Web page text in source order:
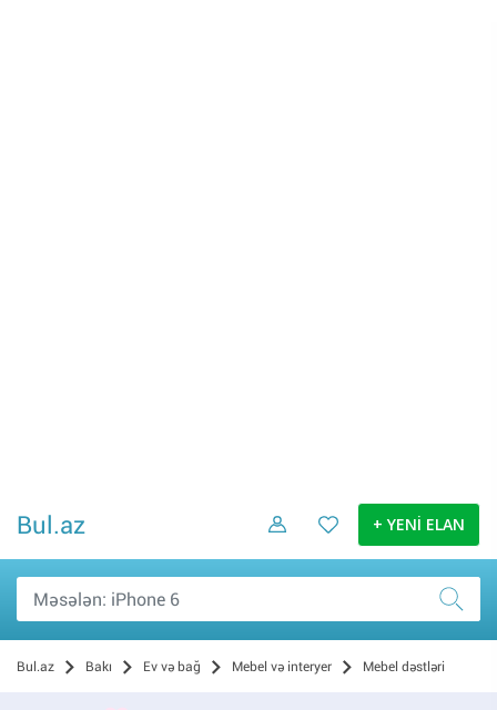
Bul.az + YENİ ELAN
Bul.az Bakı Ev və bağ Mebel və interyer Mebel dəstləri